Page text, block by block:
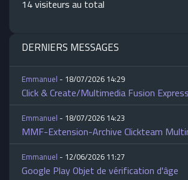
14 visiteurs au total
DERNIERS MESSAGES
Emmanuel- 18/07/2026 14:29
Click & Create/Multimedia Fusion
Emmanuel- 18/07/2026 14:23
MMF-Extension-Archive Clickteam
Emmanuel- 12/06/2026 11:27
Google Play Objet de vérification d'âge